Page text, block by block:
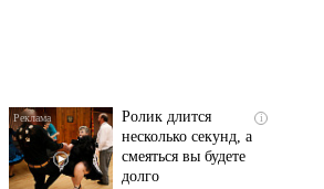
i
Ролик длится
несколько секунд, а
смеяться вы будете
долго